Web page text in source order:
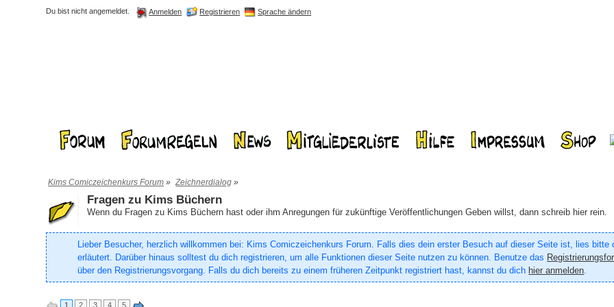
Du bist nicht angemeldet. Anmelden Registrieren Sprache ändern
Kims Comiczeichenkurs Forum » Zeichnerdialog »
Fragen zu Kims Büchern
Wenn du Fragen zu Kims Büchern hast oder ihm Anregungen für zukünftige Veröffentlichungen Geben willst, dann schreib hier rein.
Lieber Besucher, herzlich willkommen bei: Kims Comiczeichenkurs Forum. Falls dies dein erster Besuch auf dieser Seite ist, lies bitte
erläutert. Darüber hinaus solltest du dich registrieren, um alle Funktionen dieser Seite nutzen zu können. Benutze das
über den Registrierungsvorgang. Falls du dich bereits zu einem früheren Zeitpunkt registriert hast, kannst du dich hier anmelden.
1 2 3 4 5